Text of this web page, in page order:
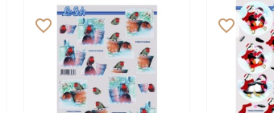
favorite_border favorite_border